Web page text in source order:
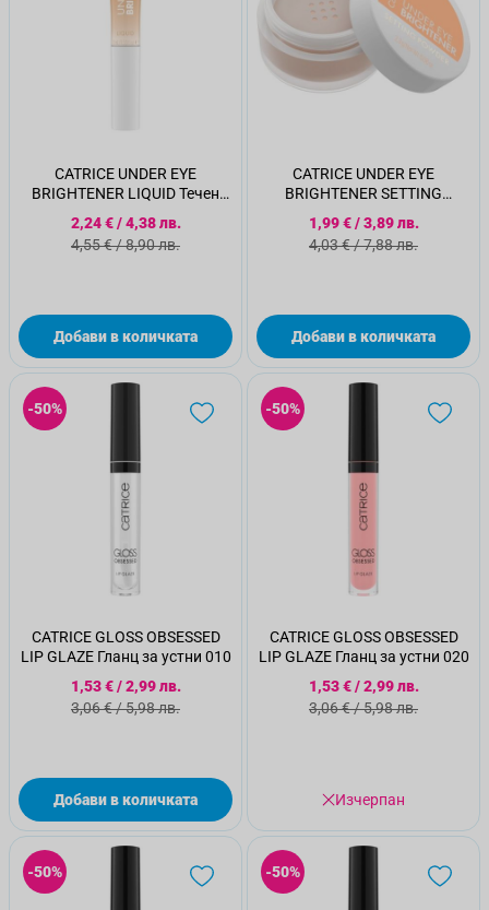
CATRICE UNDER EYE
BRIGHTENER LIQUID Течен
Специална цена
2,24 €/4,38 лв.
Стандартна цена
4,55 €/8,90 лв.
Добави в количката
CATRICE UNDER EYE
BRIGHTENER SETTING
POWDER Фиксираща пудра
за под очи 020
Специална цена
1,99 €/3,89 лв.
Стандартна цена
4,03 €/7,88 лв.
Добави в количката
-50%
CATRICE GLOSS OBSESSED
LIP GLAZE Гланц за устни 010
Специална цена
1,53 €/2,99 лв.
Стандартна цена
3,06 €/5,98 лв.
Добави в количката
-50%
CATRICE GLOSS OBSESSED
LIP GLAZE Гланц за устни 020
Специална цена
1,53 €/2,99 лв.
Стандартна цена
3,06 €/5,98 лв.
Изчерпан
-50% -50%